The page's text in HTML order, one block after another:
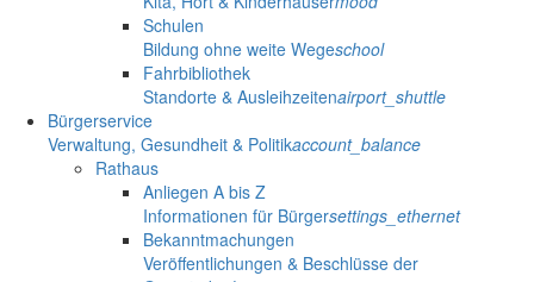
Schulen
Bildung ohne weite Wegeschool
Fahrbibliothek
Standorte & Ausleihzeitenairport_shuttle
Bürgerservice
Verwaltung, Gesundheit & Politikaccount_balance
Rathaus
Anliegen A bis Z
Informationen für Bürgersettings_ethernet
Bekanntmachungen
Veröffentlichungen & Beschlüsse der